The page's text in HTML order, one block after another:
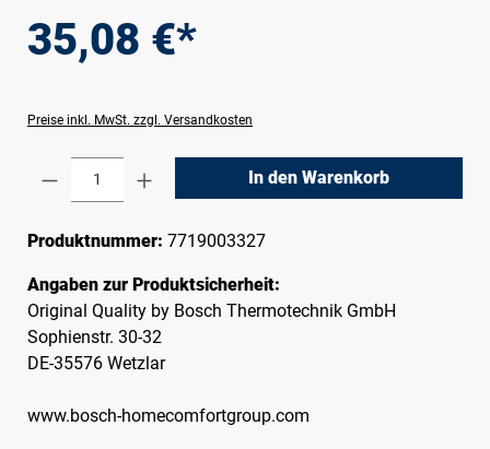
35,08 €*
Preise inkl. MwSt. zzgl. Versandkosten
Produkt Anzahl: Gib den gewünschten
In den Warenkorb
Produktnummer: 7719003327
Angaben zur Produktsicherheit:
Original Quality by Bosch Thermotechnik GmbH
Sophienstr. 30-32
DE-35576 Wetzlar
www.bosch-homecomfortgroup.com